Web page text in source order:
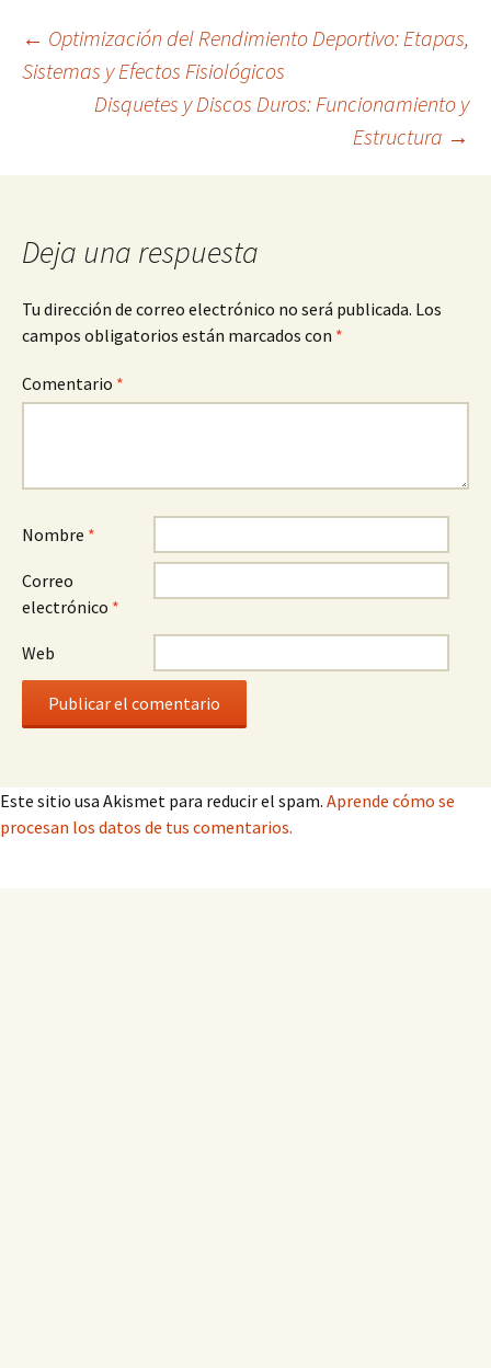
Navegación
entradas
← Optimización del Rendimiento Deportivo: Etapas,
Sistemas y Efectos Fisiológicos
Disquetes y Discos Duros: Funcionamiento y
Estructura →
Deja una respuesta
Tu dirección de correo electrónico no será publicada. Los
campos obligatorios están marcados con *
Comentario *
Nombre *
Correo
electrónico *
Web
Este sitio usa Akismet para reducir el spam. Aprende cómo se
procesan los datos de tus comentarios.